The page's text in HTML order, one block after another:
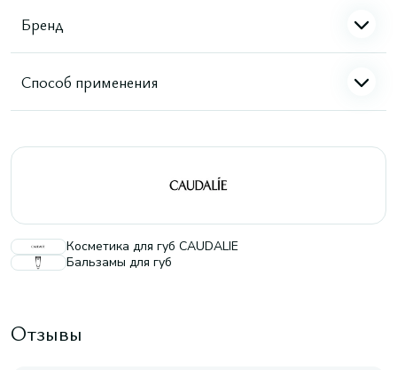
Бренд
Способ применения
Косметика для губ CAUDALIE
Бальзамы для губ
Отзывы